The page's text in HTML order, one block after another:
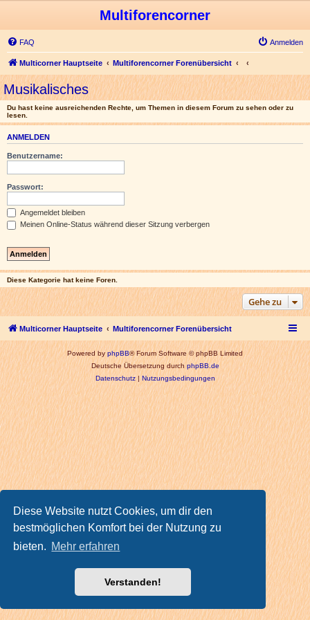
Diese Website nutzt Cookies, um dir den
bestmöglichen Komfort bei der Nutzung zu
bieten. Mehr erfahren
Verstanden!
Multiforencorner
FAQ Anmelden
Multicorner Hauptseite Multiforencorner Forenübersicht
Musikalisches
Du hast keine ausreichenden Rechte, um Themen in diesem Forum zu sehen oder zu
lesen.
ANMELDEN
Benutzername:
Passwort:
Angemeldet bleiben
Meinen Online-Status während dieser Sitzung verbergen
Diese Kategorie hat keine Foren.
Gehe zu
Multicorner Hauptseite Multiforencorner Forenübersicht
Powered byphpBB® Forum Software © phpBB Limited
Deutsche Übersetzung durchphpBB.de
Datenschutz|Nutzungsbedingungen